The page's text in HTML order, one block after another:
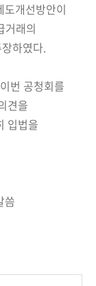
도개선방안이
거래의
하였다.
번 공청회를
견을
입법을
씀